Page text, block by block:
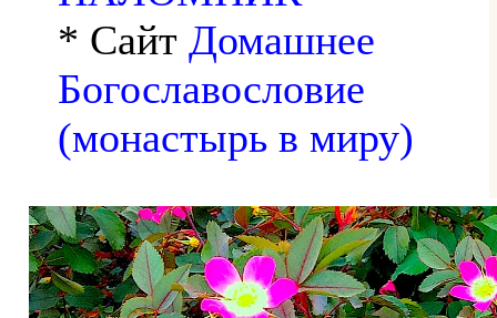
* Сайт Домашнее
Богославословие
(монастырь в миру)